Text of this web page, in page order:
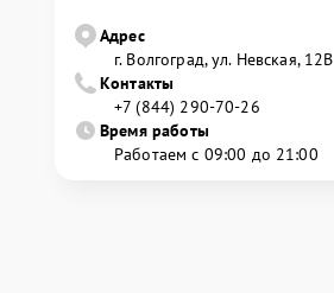
Адрес
г. Волгоград, ул. Невская, 12В
Контакты
+7 (844) 290-70-26
Время работы
Работаем с 09:00 до 21:00